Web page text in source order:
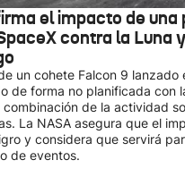
el impacto de una
contra la Luna
un cohete Falcon 9 lanzado
de forma no planificada con
de la actividad
La NASA asegura que el
y considera que servirá
de eventos.